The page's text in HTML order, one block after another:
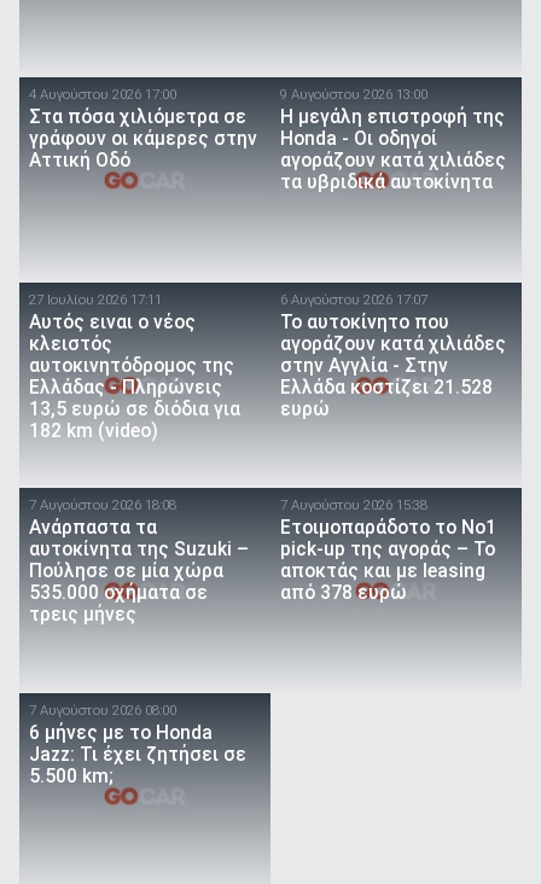
4 Αυγούστου 2026 17:00
Στα πόσα χιλιόμετρα σε
γράφουν οι κάμερες στην
Αττική Οδό
9 Αυγούστου 2026 13:00
Η μεγάλη επιστροφή της
Honda - Οι οδηγοί
αγοράζουν κατά χιλιάδες
τα υβριδικά αυτοκίνητα
27 Ιουλίου 2026 17:11
Αυτός ειναι ο νέος
κλειστός
αυτοκινητόδρομος της
Ελλάδας - Πληρώνεις
13,5 ευρώ σε διόδια για
182 km (video)
6 Αυγούστου 2026 17:07
To αυτοκίνητο που
αγοράζουν κατά χιλιάδες
στην Αγγλία - Στην
Ελλάδα κοστίζει 21.528
ευρώ
7 Αυγούστου 2026 18:08
Ανάρπαστα τα
αυτοκίνητα της Suzuki –
Πούλησε σε μία χώρα
535.000 οχήματα σε
τρεις μήνες
7 Αυγούστου 2026 15:38
Ετοιμοπαράδοτο το Νο1
pick-up της αγοράς – Το
αποκτάς και με leasing
από 378 ευρώ
7 Αυγούστου 2026 08:00
6 μήνες με το Honda
Jazz: Τι έχει ζητήσει σε
5.500 km;